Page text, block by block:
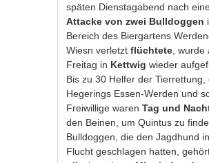
späten Dienstagabend nach
Attacke von zwei Bulldoggen
Bereich des Biergartens
Wiesn verletztflüchtete , wurde
Freitag in Kettwigwieder
Bis zu 30 Helfer der Tierrettung,
Hegerings Essen-Werden und
Freiwillige warenTag und
den Beinen, um Quintus zu
Bulldoggen, die den Jagdhund
Flucht geschlagen hatten,